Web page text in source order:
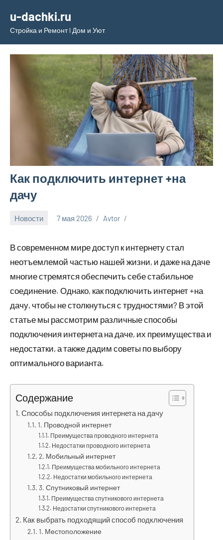
содержимому
u-dachki.ru
Стройка и Ремонт l Дом и Уют
Как подключить интернет +на
дачу
Новости 7 мая 2026 Avtor
В современном мире доступ к интернету стал
неотъемлемой частью нашей жизни, и даже на даче
многие стремятся обеспечить себе стабильное
соединение. Однако, как подключить интернет +на
дачу, чтобы не столкнуться с трудностями? В этой
статье мы рассмотрим различные способы
подключения интернета на даче, их преимущества и
недостатки, а также дадим советы по выбору
оптимального варианта.
Содержание
Способы подключения интернета на дачу
1. Проводной интернет
Преимущества проводного интернета
Недостатки проводного интернета
2. Мобильный интернет
Преимущества мобильного интернета
Недостатки мобильного интернета
3. Спутниковый интернет
Преимущества спутникового интернета
Недостатки спутникового интернета
Как выбрать подходящий способ подключения
1. Местоположение